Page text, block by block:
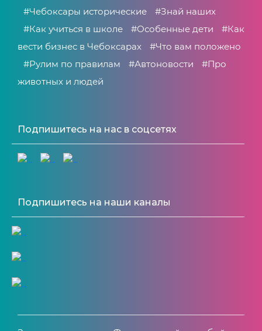
#Чебоксары исторические
#Знай наших
#Как учиться в школе
#Особенные дети
#Как
вести бизнес в Чебоксарах
#Что вам положено
#Рулим по правилам
#Автоновости
#Про
животных и людей
Подпишитесь на нас в соцсетях
Подпишитесь на наши каналы